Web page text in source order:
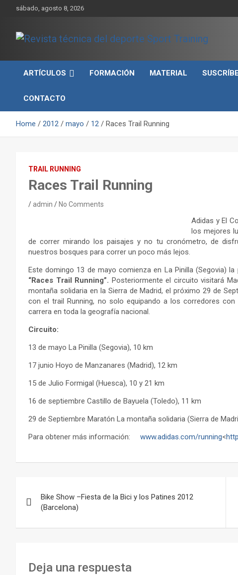
sábado, agosto 8, 2026
Revista técnica del
deporte Sport Training
rendimiento, nutrición y entrenamiento.
ARTÍCULOS
FORMACIÓN MATERIAL
CONTACTO
Home 2012 mayo 12 Races Trail Running
TRAIL RUNNING
Races Trail Running
admin No Comments
Adidas y El
los mejores
de correr mirando los paisajes y no tu cronómetro, de
nuestros bosques para correr un poco más lejos.
Este domingo 13 de mayo comienza en La Pinilla (Segovia)
“Races Trail Running”. Posteriormente el circuito visitará
montaña solidaria en la Sierra de Madrid, el próximo 29 de
con el trail Running, no solo equipando a los corredores
carrera en toda la geografía nacional.
Circuito:
13 de mayo La Pinilla (Segovia), 10 km
17 junio Hoyo de Manzanares (Madrid), 12 km
15 de Julio Formigal (Huesca), 10 y 21 km
16 de septiembre Castillo de Bayuela (Toledo), 11 km
29 de Septiembre Maratón La montaña solidaria (Sierra de
Para obtener más información: www.adidas.com/running<
de
entradas
Bike Show –Fiesta de la Bici y los Patines 2012
(Barcelona)
Deja una respuesta